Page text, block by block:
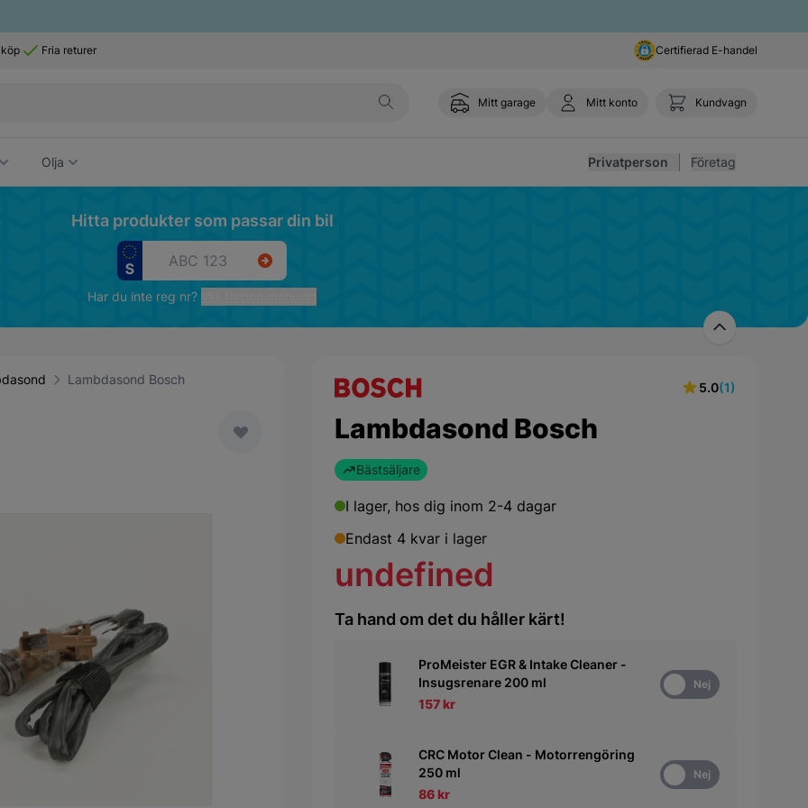
Fria returer Certifierad E-handel
Mitt garage Mitt konto Kundvagn
Olja Privatperson Företag
Hitta produkter som passar din bil
Har du inte reg nr?
Lambdasond Bosch
5.0(1)
Lambdasond Bosch
Bästsäljare
I lager, hos dig inom 2-4 dagar
Endast 4 kvar i lager
undefined
Ta hand om det du håller kärt!
ProMeister EGR & Intake Cleaner -
Insugsrenare 200 ml
157 kr
Nej
CRC Motor Clean - Motorrengöring
250 ml
86 kr
Nej